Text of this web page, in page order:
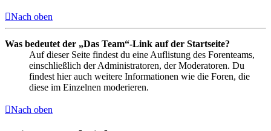
Nach oben
Was bedeutet der „Das Team“-Link auf der Startseite?
Auf dieser Seite findest du eine Auflistung des Forenteams,
einschließlich der Administratoren, der Moderatoren. Du
findest hier auch weitere Informationen wie die Foren, die
diese im Einzelnen moderieren.
Nach oben